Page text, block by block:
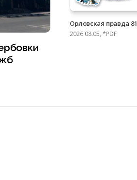
Орловская правда 81
2026.08.05, *PDF